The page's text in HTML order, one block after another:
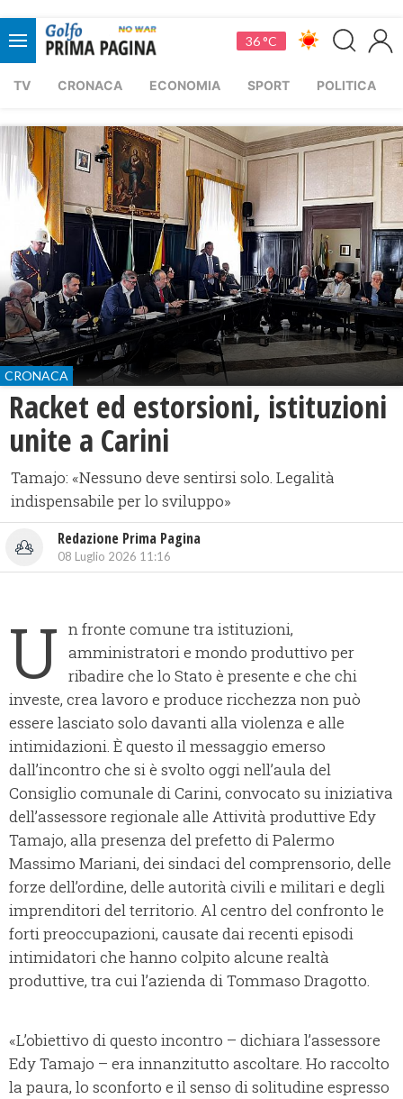
36 °C
TV CRONACA ECONOMIA SPORT POLITICA
CRONACA
Racket ed estorsioni, istituzioni
unite a Carini
Tamajo: «Nessuno deve sentirsi solo. Legalità
indispensabile per lo sviluppo»
Redazione Prima Pagina
08 Luglio 2026 11:16
U n fronte comune tra istituzioni,
amministratori e mondo produttivo per
ribadire che lo Stato è presente e che chi
investe, crea lavoro e produce ricchezza non può
essere lasciato solo davanti alla violenza e alle
intimidazioni. È questo il messaggio emerso
dall’incontro che si è svolto oggi nell’aula del
Consiglio comunale di Carini, convocato su iniziativa
dell’assessore regionale alle Attività produttive Edy
Tamajo, alla presenza del prefetto di Palermo
Massimo Mariani, dei sindaci del comprensorio, delle
forze dell’ordine, delle autorità civili e militari e degli
imprenditori del territorio. Al centro del confronto le
forti preoccupazioni, causate dai recenti episodi
intimidatori che hanno colpito alcune realtà
produttive, tra cui l’azienda di Tommaso Dragotto.
«L’obiettivo di questo incontro – dichiara l’assessore
Edy Tamajo – era innanzitutto ascoltare. Ho raccolto
la paura, lo sconforto e il senso di solitudine espresso